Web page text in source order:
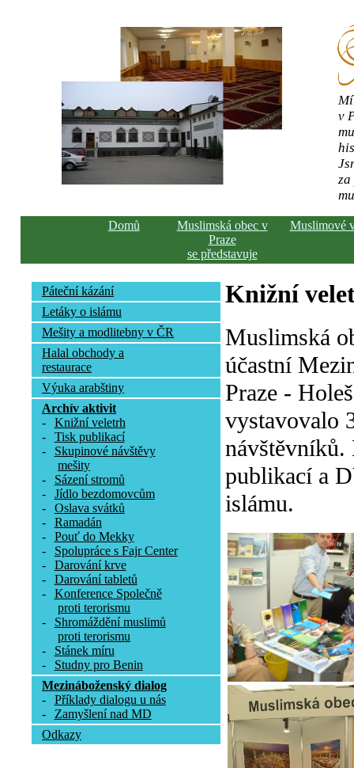
v
Domů
Muslimská obec v
Praze
se představuje
Muslimové
Páteční kázání
Letáky o islámu
Mešity a modlitebny v ČR
Halal obchody a
restaurace
Výuka arabštiny
Archív aktivit
-
Knižní veletrh
-
Tisk publikací
-
Skupinové návštěvy
mešity
-
Sázení stromů
-
Jídlo bezdomovcům
-
Oslava svátků
-
Ramadán
-
Pouť do Mekky
-
Spolupráce s Fajr Center
-
Darování krve
-
Darování tabletů
-
Konference Společně
proti terorismu
-
Shromáždění muslimů
proti terorismu
-
Stánek míru
-
Studny pro Benin
Mezináboženský dialog
-
Příklady dialogu u nás
-
Zamyšlení nad MD
Odkazy
Knižní
Muslimská
účastní
Praze -
vystavovalo
návštěvníků.
publikací a
islámu.